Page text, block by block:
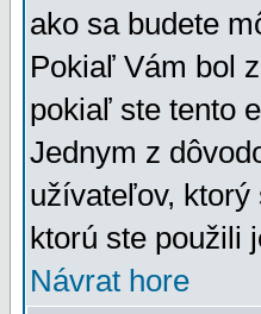
ako sa budete
Pokiaľ Vám bol
pokiaľ ste tento
Jednym z
užívateľov,
ktorú ste použili
Návrat hore